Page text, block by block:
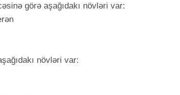
görə aşağıdakı növləri var:
növləri var: